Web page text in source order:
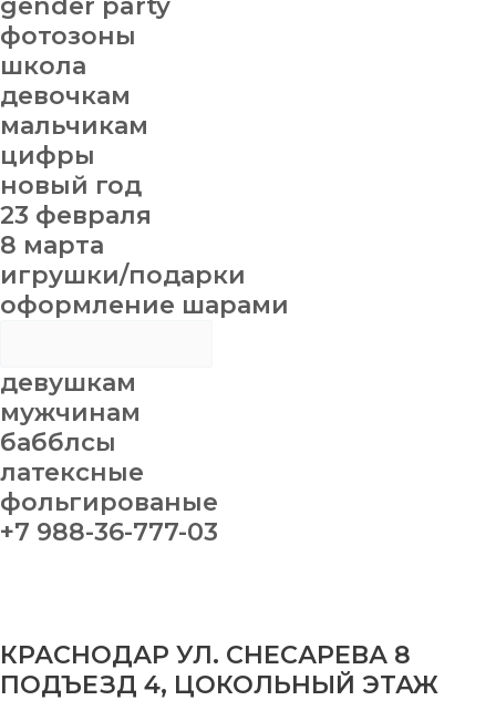
фотозоны
школа
девочкам
мальчикам
цифры
новый год
23 февраля
8 марта
игрушки/подарки
оформление шарами
девушкам
мужчинам
бабблсы
латексные
фольгированые
+7 988-36-777-03
КРАСНОДАР УЛ. СНЕСАРЕВА 8
ПОДЪЕЗД 4, ЦОКОЛЬНЫЙ ЭТАЖ